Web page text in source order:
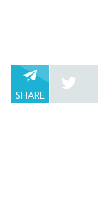
SHARE